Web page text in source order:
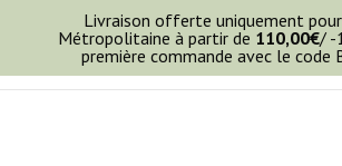
Livraison offerte uniquement
Métropolitaine à partir de 110,00€/ -
première commande avec le code